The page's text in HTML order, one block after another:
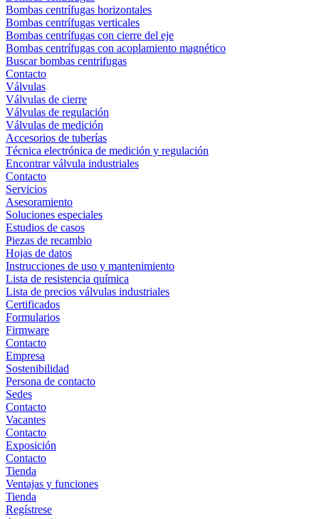
Bombas centrífugas horizontales
Bombas centrífugas verticales
Bombas centrífugas con cierre del eje
Bombas centrífugas con acoplamiento magnético
Buscar bombas centrifugas
Contacto
Válvulas
Válvulas de cierre
Válvulas de regulación
Válvulas de medición
Accesorios de tuberías
Técnica electrónica de medición y regulación
Encontrar válvula industriales
Contacto
Servicios
Asesoramiento
Soluciones especiales
Estudios de casos
Piezas de recambio
Hojas de datos
Instrucciones de uso y mantenimiento
Lista de resistencia química
Lista de precios válvulas industriales
Certificados
Formularios
Firmware
Contacto
Empresa
Sostenibilidad
Persona de contacto
Sedes
Contacto
Vacantes
Contacto
Exposición
Contacto
Tienda
Ventajas y funciones
Tienda
Regístrese